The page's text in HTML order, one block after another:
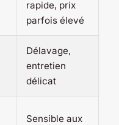
rapide, prix
parfois élevé
Délavage,
entretien
délicat
Sensible aux